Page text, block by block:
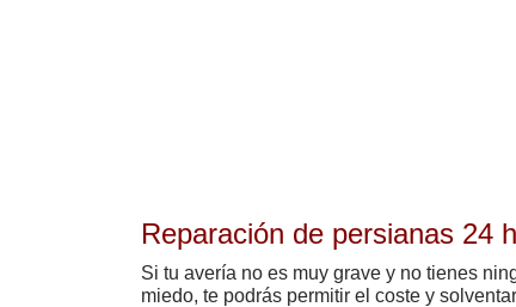
Reparación de persianas 24
Si tu avería no es muy grave y no tienes
miedo, te podrás permitir el coste y